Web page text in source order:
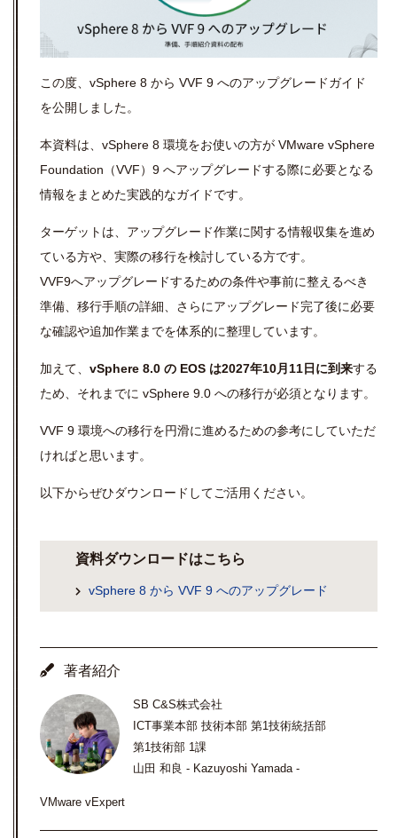
この度、vSphere 8 から VVF 9 へのアップグレードガイド
を公開しました。
本資料は、vSphere 8 環境をお使いの方が VMware vSphere
Foundation（VVF）9 へアップグレードする際に必要となる
情報をまとめた実践的なガイドです。
ターゲットは、アップグレード作業に関する情報収集を進め
ている方や、実際の移行を検討している方です。
VVF9へアップグレードするための条件や事前に整えるべき
準備、移行手順の詳細、さらにアップグレード完了後に必要
な確認や追加作業までを体系的に整理しています。
加えて、 vSphere 8.0 の EOS は2027年10月11日に到来する
ため、それまでに vSphere 9.0 への移行が必須となります。
VVF 9 環境への移行を円滑に進めるための参考にしていただ
ければと思います。
以下からぜひダウンロードしてご活用ください。
資料ダウンロードはこちら
vSphere 8 から VVF 9 へのアップグレード
著者紹介
SB C&S株式会社
ICT事業本部 技術本部 第1技術統括部
第1技術部 1課
山田 和良 - Kazuyoshi Yamada -
VMware vExpert